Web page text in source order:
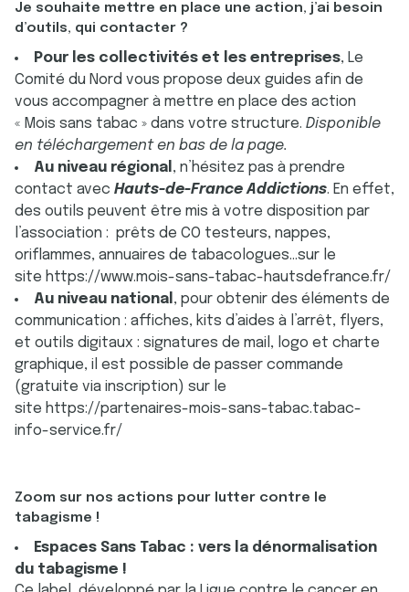
Je souhaite mettre en place une action, j’ai besoin
d’outils, qui contacter ?
Pour les collectivités et les entreprises, Le
Comité du Nord vous propose deux guides afin de
vous accompagner à mettre en place des action
« Mois sans tabac » dans votre structure. Disponible
en téléchargement en bas de la page.
Au niveau régional , n’hésitez pas à prendre
contact avec Hauts-de-France Addictions. En effet,
des outils peuvent être mis à votre disposition par
l’association : prêts de CO testeurs, nappes,
oriflammes, annuaires de tabacologues...sur le
site https://www.mois-sans-tabac-hautsdefrance.fr/
Au niveau national , pour obtenir des éléments de
communication : affiches, kits d’aides à l’arrêt, flyers,
et outils digitaux : signatures de mail, logo et charte
graphique, il est possible de passer commande
(gratuite via inscription) sur le
site https://partenaires-mois-sans-tabac.tabac-
info-service.fr/
Zoom sur nos actions pour lutter contre le
tabagisme !
Espaces Sans Tabac : vers la dénormalisation
du tabagisme !